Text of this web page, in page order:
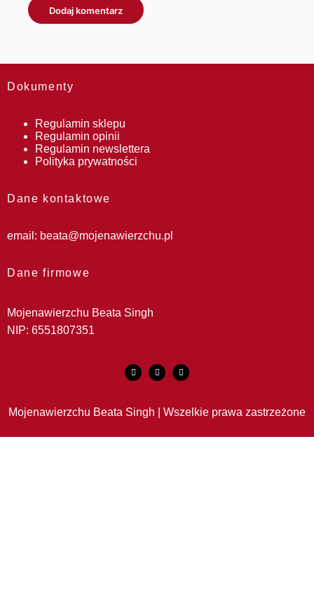
Dokumenty
Regulamin sklepu
Regulamin opinii
Regulamin newslettera
Polityka prywatności
Dane kontaktowe
email: beata@mojenawierzchu.pl
Dane firmowe
Mojenawierzchu Beata Singh
NIP: 6551807351
Mojenawierzchu Beata Singh | Wszelkie prawa zastrzeżone